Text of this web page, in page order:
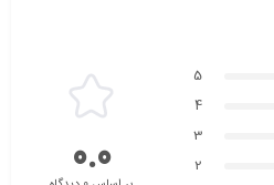
5
4
3
2
0.0